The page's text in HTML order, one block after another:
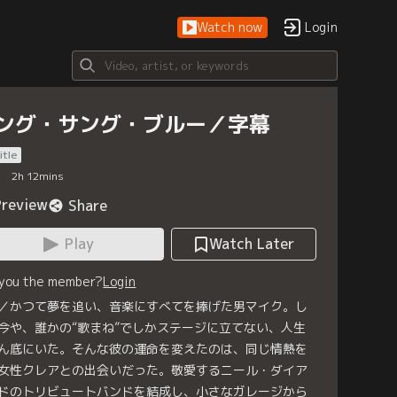
Watch now Login
グ・サング・ブルー／字幕
2h 12mins
Share
Play
Watch Later
the member?Login
かつて夢を追い、音楽にすべてを捧げた男マイク。し
や、誰かの“歌まね”でしかステージに立てない、人生
底にいた。そんな彼の運命を変えたのは、同じ情熱を
性クレアとの出会いだった。敬愛するニール・ダイア
のトリビュートバンドを結成し、小さなガレージから